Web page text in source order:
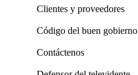
Clientes y proveedores
Código del buen gobierno
Contáctenos